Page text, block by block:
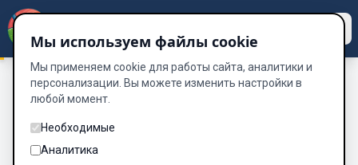
Ода Алистера / Глава 5 Мечта
Глава 5 Мечта
Глава 5 из 18
Мы используем файлы cookie
Мы применяем cookie для работы сайта, аналитики и
персонализации. Вы можете изменить настройки в
любой момент.
Необходимые
Аналитика